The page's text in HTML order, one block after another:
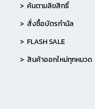
> ค้นตามลิขสิทธิ์
> สั่งซื้อบัตรกำนัล
> FLASH SALE
> สินค้าออกใหม่ทุกหมวด